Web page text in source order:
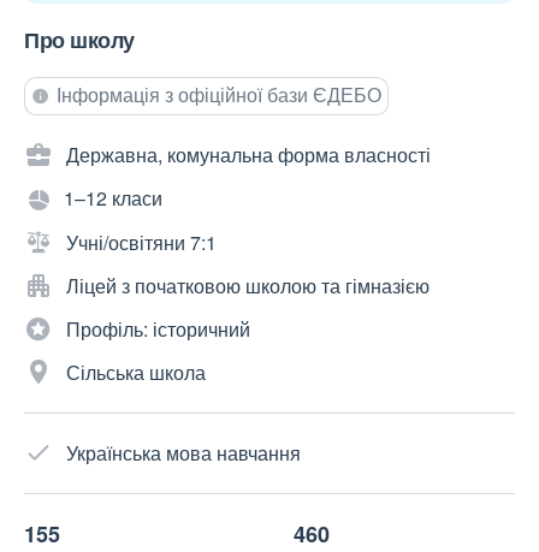
Про школу
Інформація з офіційної бази ЄДЕБО
Державна, комунальна форма власності
1–12 класи
Учні/освітяни 7:1
Ліцей з початковою школою та гімназією
Профіль: історичний
Сільська школа
Українська мова навчання
155 460